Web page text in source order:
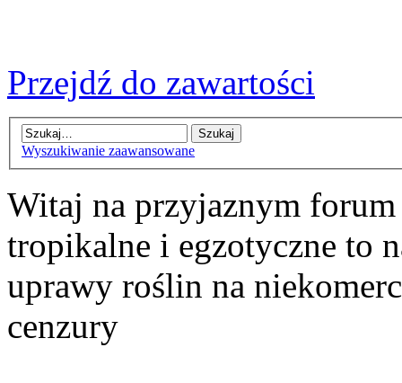
Przejdź do zawartości
Wyszukiwanie zaawansowane
Witaj na przyjaznym
tropikalne i egzotyczne to
uprawy roślin na
cenzury